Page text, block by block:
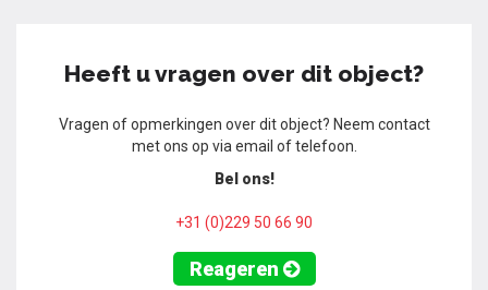
Heeft u vragen over dit object?
Vragen of opmerkingen over dit object? Neem contact
met ons op via email of telefoon.
Bel ons!
+31 (0)229 50 66 90
Reageren